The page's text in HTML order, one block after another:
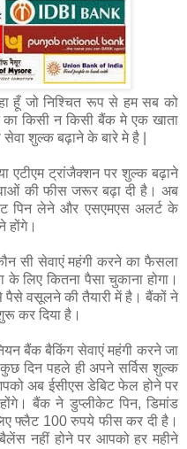
हूँ जो निश्चित रूप से हम सब को
का किसी न किसी बैंक मे एक खाता
शुल्क बढ़ाने के बारे मे है |
ट्रांजैक्शन पर शुल्क बढ़ाने
की फीस जरूर बढ़ा दी है। अब
पिन लेने और एसएमएस अलर्ट के
होंगे।
सी सेवाएं महंगी करने का फैसला
लिए कितना पैसा चुकाना होगा।
पैसे वसूलने की तैयारी में है। बैंकों ने
कर दिया है।
बैंक बैकिंग सेवाएं महंगी करने जा
दिन पहले ही अपने सर्विस शुल्क
अब ईसीएस डेबिट फेल होने पर
बैंक ने डुप्लीकेट पिन, डिमांड
फ्लैट 100 रुपये फीस कर दी है।
नहीं होने पर आपको हर महीने